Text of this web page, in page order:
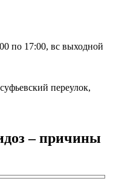
по 17:00, вс выходной
переулок,
– причины